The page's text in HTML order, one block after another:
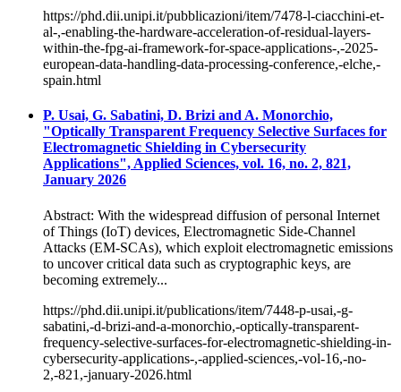
https://phd.dii.unipi.it/pubblicazioni/item/7478-l-ciacchini-et-
al-,-enabling-the-hardware-acceleration-of-residual-layers-
within-the-fpg-ai-framework-for-space-applications-,-2025-
european-data-handling-data-processing-conference,-elche,-
spain.html
P. Usai, G. Sabatini, D. Brizi and A. Monorchio,
"Optically Transparent Frequency Selective Surfaces for
Electromagnetic Shielding in Cybersecurity
Applications", Applied Sciences, vol. 16, no. 2, 821,
January 2026
Abstract: With the widespread diffusion of personal Internet
of Things (IoT) devices, Electromagnetic Side-Channel
Attacks (EM-SCAs), which exploit electromagnetic emissions
to uncover critical data such as cryptographic keys, are
becoming extremely...
https://phd.dii.unipi.it/publications/item/7448-p-usai,-g-
sabatini,-d-brizi-and-a-monorchio,-optically-transparent-
frequency-selective-surfaces-for-electromagnetic-shielding-in-
cybersecurity-applications-,-applied-sciences,-vol-16,-no-
2,-821,-january-2026.html